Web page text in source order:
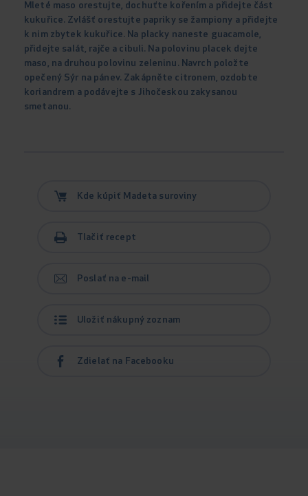
Mleté maso orestujte, dochuťte kořením a přidejte část
kukuřice. Zvlášť orestujte papriky se žampiony a přidejte
k nim zbytek kukuřice. Na placky naneste guacamole,
přidejte salát, rajče a cibuli. Na polovinu placek dejte
maso, na druhou polovinu zeleninu. Navrch položte
opečený Sýr na pánev. Zakápněte citronem, ozdobte
koriandrem a podávejte s Jihočeskou zakysanou
smetanou.
Kde kúpiť Madeta suroviny
Tlačiť recept
Poslať na e-mail
Uložiť nákupný zoznam
Zdielať na Facebooku